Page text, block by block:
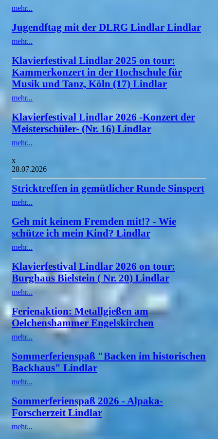
mehr...
Jugendftag mit der DLRG Lindlar Lindlar
mehr...
Klavierfestival Lindlar 2025 on tour:
Kammerkonzert in der Hochschule für
Musik und Tanz, Köln (17) Lindlar
mehr...
Klavierfestival Lindlar 2026 -Konzert der
Meisterschüler- (Nr. 16) Lindlar
mehr...
x
28.07.2026
Stricktreffen in gemütlicher Runde Sinspert
mehr...
Geh mit keinem Fremden mit!? - Wie
schütze ich mein Kind? Lindlar
mehr...
Klavierfestival Lindlar 2026 on tour:
Burghaus Bielstein ( Nr. 20) Lindlar
mehr...
Ferienaktion: Metallgießen am
Oelchenshammer Engelskirchen
mehr...
Sommerferienspaß "Backen im historischen
Backhaus" Lindlar
mehr...
Sommerferienspaß 2026 - Alpaka-
Forscherzeit Lindlar
mehr...